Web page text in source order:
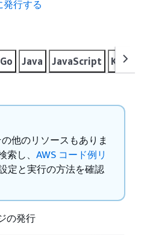
発行する
Go Java JavaScript Kotlin
他のリソースもありま
索し、 AWS コード例リ
定と実行の方法を確認
の発行